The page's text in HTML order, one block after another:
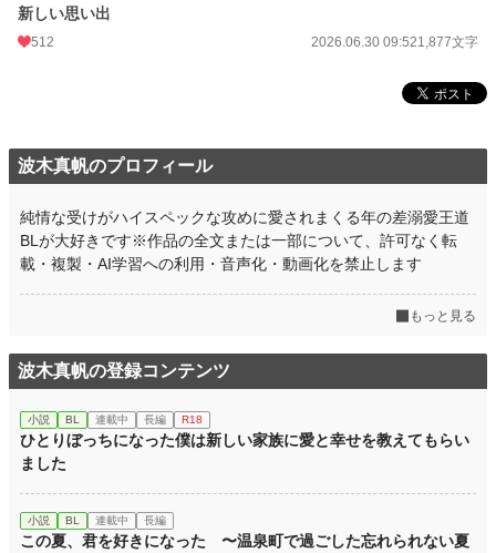
新しい思い出
512 2026.06.30 09:521,877文字
波木真帆のプロフィール
純情な受けがハイスペックな攻めに愛されまくる年の差溺愛王道
BLが大好きです※作品の全文または一部について、許可なく転
載・複製・AI学習への利用・音声化・動画化を禁止します
もっと見る
波木真帆の登録コンテンツ
小説 BL 連載中 長編 R18
ひとりぼっちになった僕は新しい家族に愛と幸せを教えてもらい
ました
小説 BL 連載中 長編
この夏、君を好きになった 〜温泉町で過ごした忘れられない夏